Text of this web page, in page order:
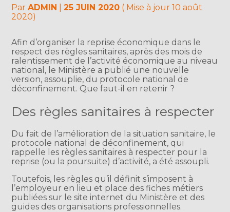
ParADMIN |25 JUIN 2020 ( Mise à jour 10 août
2020)
Afin d’organiser la reprise économique dans le
respect des règles sanitaires, après des mois de
ralentissement de l’activité économique au niveau
national, le Ministère a publié une nouvelle
version, assouplie, du protocole national de
déconfinement. Que faut-il en retenir ?
Des règles sanitaires à respecter
Du fait de l’amélioration de la situation sanitaire, le
protocole national de déconfinement, qui
rappelle les règles sanitaires à respecter pour la
reprise (ou la poursuite) d’activité, a été assoupli.
Toutefois, les règles qu’il définit s’imposent à
l’employeur en lieu et place des fiches métiers
publiées sur le site internet du Ministère et des
guides des organisations professionnelles.